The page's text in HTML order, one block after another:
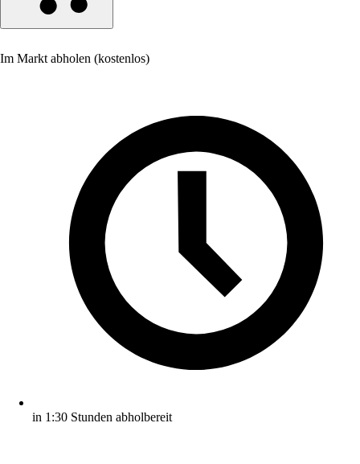
Im Markt abholen (kostenlos)
in 1:30 Stunden abholbereit